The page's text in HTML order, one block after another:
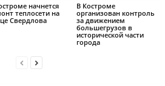
начнется
теплосети на
Свердлова
В Костроме
организован контроль
за движением
большегрузов в
исторической части
города